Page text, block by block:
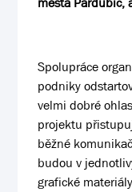
Spolupráce
podniky
velmi dobré
projektu
běžné
budou v
grafické